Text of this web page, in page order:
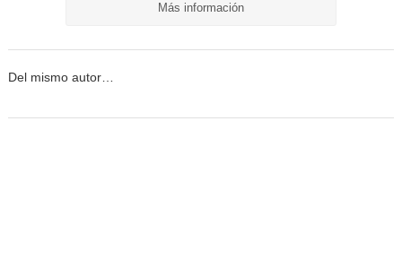
Más información
Del mismo autor…